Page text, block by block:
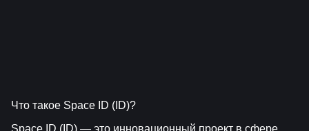
Что такое Space ID (ID)?
Space ID (ID) — это инновационный проект в сфере